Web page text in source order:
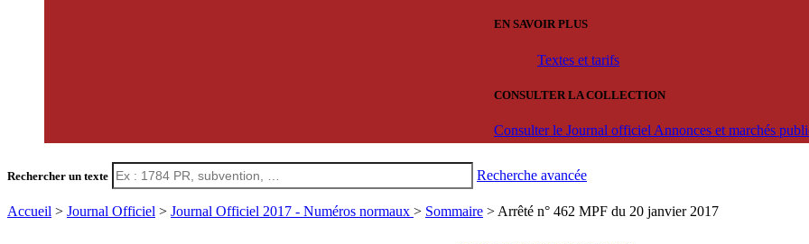
EN SAVOIR PLUS
Textes et tarifs
CONSULTER LA COLLECTION
Consulter le Journal officiel Annonces et marchés
Rechercher un texte Recherche avancée
Accueil > Journal Officiel > Journal Officiel 2017 - Numéros normaux > Sommaire > Arrêté n° 462 MPF du 20 janvier 2017